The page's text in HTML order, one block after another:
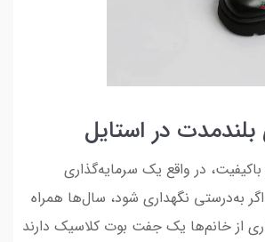
بلندمدت در استایل
در واقع یک سرمایه‌گذاری
به‌درستی نگهداری شود، سال‌ها همراه
از خانم‌ها یک جفت بوت کلاسیک دارند